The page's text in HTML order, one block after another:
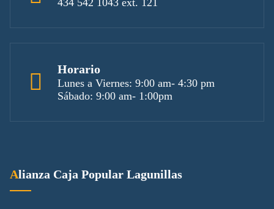
Horario
Lunes a Viernes: 9:00 am- 4:30 pm
Sábado: 9:00 am- 1:00pm
Alianza Caja Popular Lagunillas